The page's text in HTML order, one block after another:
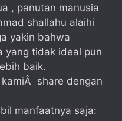
, panutan manusia
shallahu alaihi
yakin bahwa
yang tidak ideal pun
baik.
share dengan
manfaatnya saja: